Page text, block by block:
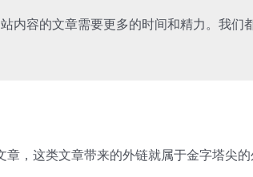
内容的文章需要更多的时间和精力。我们
，这类文章带来的外链就属于金字塔尖的